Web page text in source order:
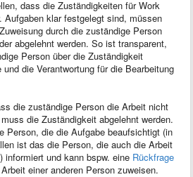
dass die Zuständigkeiten für Work
Aufgaben klar festgelegt sind, müssen
durch die zuständige Person
abgelehnt werden. So ist transparent,
Person über die Zuständigkeit
und die Verantwortung für die Bearbeitung
die zuständige Person die Arbeit nicht
die Zuständigkeit abgelehnt werden.
Person, die die Aufgabe beaufsichtigt (in
ist das die Person, die auch die Arbeit
informiert und kann bspw. eine Rückfrage
einer anderen Person zuweisen.